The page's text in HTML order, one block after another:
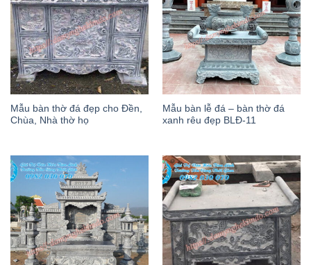
Mẫu bàn thờ đá đẹp cho Đền,
Chùa, Nhà thờ họ
Mẫu bàn lễ đá – bàn thờ đá
xanh rêu đẹp BLĐ-11